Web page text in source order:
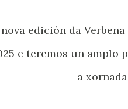
edición da
e teremos un amplo
a